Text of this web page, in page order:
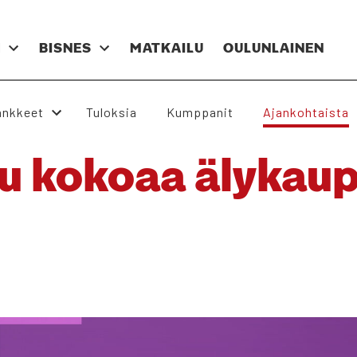
BIS­NES MAT­KAI­LU OULUN­LAI­NEN
Tulok­sia Kump­pa­nit Ajan­koh­tais­ta
koko­aa